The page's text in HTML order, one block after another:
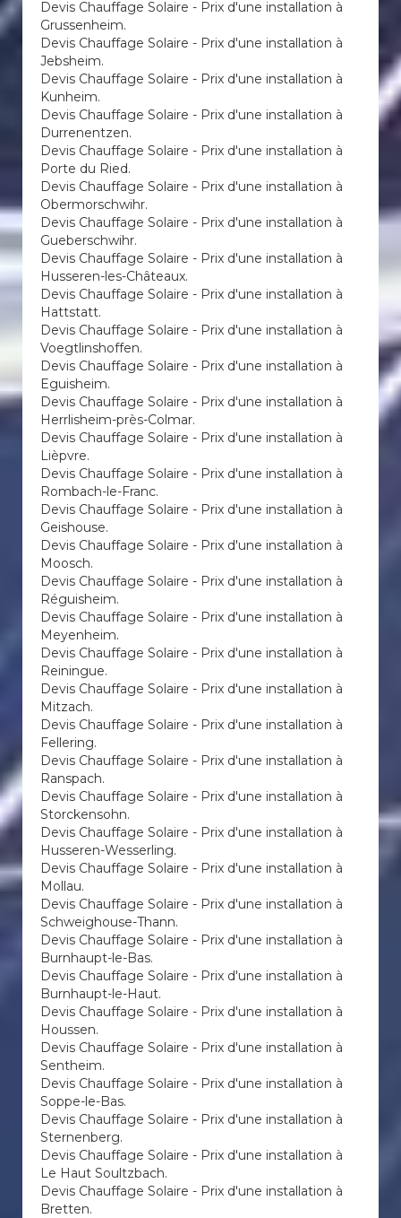
Devis Chauffage Solaire - Prix d'une installation à
Grussenheim.
Devis Chauffage Solaire - Prix d'une installation à
Jebsheim.
Devis Chauffage Solaire - Prix d'une installation à
Kunheim.
Devis Chauffage Solaire - Prix d'une installation à
Durrenentzen.
Devis Chauffage Solaire - Prix d'une installation à
Porte du Ried.
Devis Chauffage Solaire - Prix d'une installation à
Obermorschwihr.
Devis Chauffage Solaire - Prix d'une installation à
Gueberschwihr.
Devis Chauffage Solaire - Prix d'une installation à
Husseren-les-Châteaux.
Devis Chauffage Solaire - Prix d'une installation à
Hattstatt.
Devis Chauffage Solaire - Prix d'une installation à
Voegtlinshoffen.
Devis Chauffage Solaire - Prix d'une installation à
Eguisheim.
Devis Chauffage Solaire - Prix d'une installation à
Herrlisheim-près-Colmar.
Devis Chauffage Solaire - Prix d'une installation à
Lièpvre.
Devis Chauffage Solaire - Prix d'une installation à
Rombach-le-Franc.
Devis Chauffage Solaire - Prix d'une installation à
Geishouse.
Devis Chauffage Solaire - Prix d'une installation à
Moosch.
Devis Chauffage Solaire - Prix d'une installation à
Réguisheim.
Devis Chauffage Solaire - Prix d'une installation à
Meyenheim.
Devis Chauffage Solaire - Prix d'une installation à
Reiningue.
Devis Chauffage Solaire - Prix d'une installation à
Mitzach.
Devis Chauffage Solaire - Prix d'une installation à
Fellering.
Devis Chauffage Solaire - Prix d'une installation à
Ranspach.
Devis Chauffage Solaire - Prix d'une installation à
Storckensohn.
Devis Chauffage Solaire - Prix d'une installation à
Husseren-Wesserling.
Devis Chauffage Solaire - Prix d'une installation à
Mollau.
Devis Chauffage Solaire - Prix d'une installation à
Schweighouse-Thann.
Devis Chauffage Solaire - Prix d'une installation à
Burnhaupt-le-Bas.
Devis Chauffage Solaire - Prix d'une installation à
Burnhaupt-le-Haut.
Devis Chauffage Solaire - Prix d'une installation à
Houssen.
Devis Chauffage Solaire - Prix d'une installation à
Sentheim.
Devis Chauffage Solaire - Prix d'une installation à
Soppe-le-Bas.
Devis Chauffage Solaire - Prix d'une installation à
Sternenberg.
Devis Chauffage Solaire - Prix d'une installation à
Le Haut Soultzbach.
Devis Chauffage Solaire - Prix d'une installation à
Bretten.